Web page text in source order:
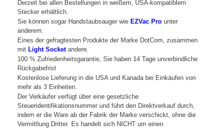
Derzeit bei allen Bestellungen in weißem, USA-kompatiblem
Stecker erhältlich.
Sie können sogar Handstaubsauger wie EZVac Pro unter
anderem.
Eines der gefragtesten Produkte der Marke DotCom, zusammen
mit Light Socketandere.
100 % Zufriedenheitsgarantie, Sie haben 14 Tage unverbindliche
Rückgabefrist
Kostenlose Lieferung in die USA und Kanada bei Einkäufen von
mehr als 3 Einheiten.
Der Verkäufer verfügt über eine gesetzliche
Steueridentifikationsnummer und führt den Direktverkauf durch,
indem er die Ware ab der Fabrik der Marke verschickt, ohne die
Vermittlung Dritter. Es handelt sich NICHT um einen